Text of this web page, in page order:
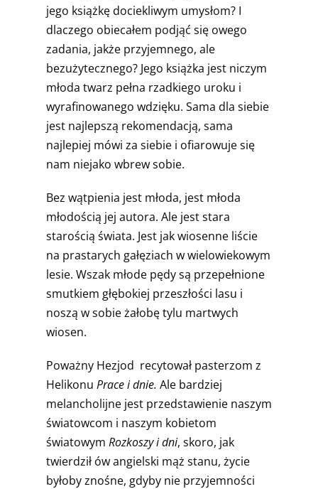
jego książkę dociekliwym umysłom? I
dlaczego obiecałem podjąć się owego
zadania, jakże przyjemnego, ale
bezużytecznego? Jego książka jest niczym
młoda twarz pełna rzadkiego uroku i
wyrafinowanego wdzięku. Sama dla siebie
jest najlepszą rekomendacją, sama
najlepiej mówi za siebie i ofiarowuje się
nam niejako wbrew sobie.
Bez wątpienia jest młoda, jest młoda
młodością jej autora. Ale jest stara
starością świata. Jest jak wiosenne liście
na prastarych gałęziach w wielowiekowym
lesie. Wszak młode pędy są przepełnione
smutkiem głębokiej przeszłości lasu i
noszą w sobie żałobę tylu martwych
wiosen.
Poważny Hezjod recytował pasterzom z
Helikonu Prace i dnie. Ale bardziej
melancholijne jest przedstawie­nie naszym
światowcom i naszym kobietom
światowym Rozkoszy i dni, skoro, jak
twierdził ów angielski mąż sta­nu, życie
byłoby znośne, gdyby nie przyjemności